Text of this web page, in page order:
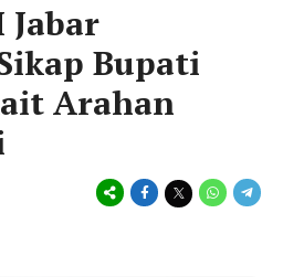
Jabar
Bupati
Arahan